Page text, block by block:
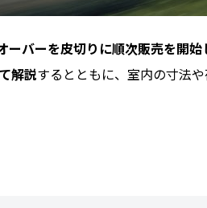
ーバーを皮切りに順次販売を開
解説するとともに、室内の寸法